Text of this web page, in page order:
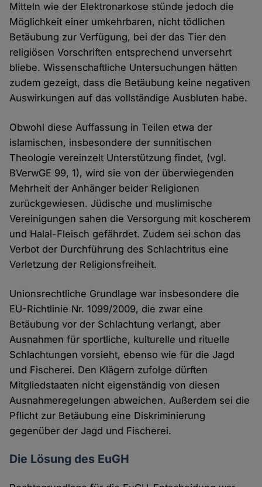
Mitteln wie der Elektronarkose stünde jedoch die
Möglichkeit einer umkehrbaren, nicht tödlichen
Betäubung zur Verfügung, bei der das Tier den
religiösen Vorschriften entsprechend unversehrt
bliebe. Wissenschaftliche Untersuchungen hätten
zudem gezeigt, dass die Betäubung keine negativen
Auswirkungen auf das vollständige Ausbluten habe.
Obwohl diese Auffassung in Teilen etwa der
islamischen, insbesondere der sunnitischen
Theologie vereinzelt Unterstützung findet, (vgl.
BVerwGE 99, 1), wird sie von der überwiegenden
Mehrheit der Anhänger beider Religionen
zurückgewiesen. Jüdische und muslimische
Vereinigungen sahen die Versorgung mit koscherem
und Halal-Fleisch gefährdet. Zudem sei schon das
Verbot der Durchführung des Schlachtritus eine
Verletzung der Religionsfreiheit.
Unionsrechtliche Grundlage war insbesondere die
EU-Richtlinie Nr. 1099/2009, die zwar eine
Betäubung vor der Schlachtung verlangt, aber
Ausnahmen für sportliche, kulturelle und rituelle
Schlachtungen vorsieht, ebenso wie für die Jagd
und Fischerei. Den Klägern zufolge dürften
Mitgliedstaaten nicht eigenständig von diesen
Ausnahmeregelungen abweichen. Außerdem sei die
Pflicht zur Betäubung eine Diskriminierung
gegenüber der Jagd und Fischerei.
Die Lösung des EuGH